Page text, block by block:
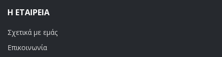
Η ΕΤΑΙΡΕΊΑ
Σχετικά με εμάς
Επικοινωνία